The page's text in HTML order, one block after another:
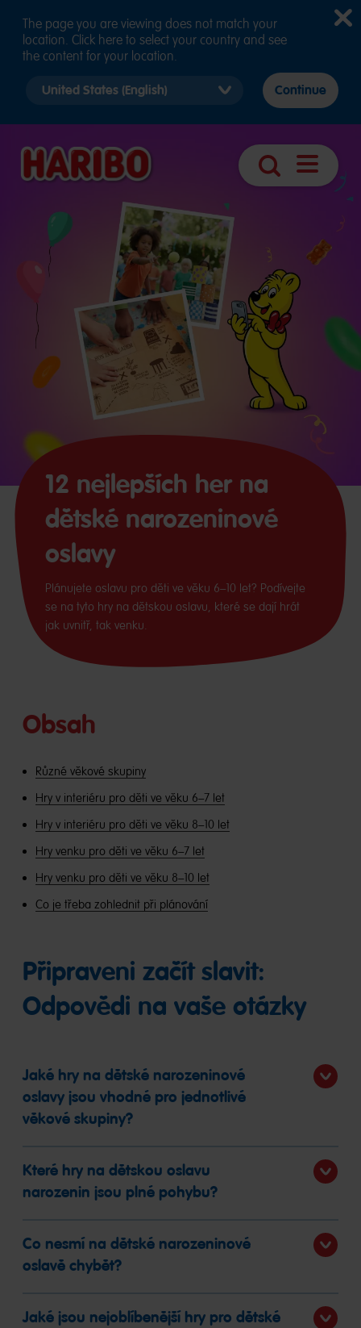
Vyhledávání
Otevřít
navigaci
12 nejlepších her na
dětské narozeninové
oslavy
Plánujete oslavu pro děti ve věku 6–10 let? Podívejte
se na tyto hry na dětskou oslavu, které se dají hrát
jak uvnitř, tak venku.
Obsah
Různé věkové skupiny
Hry v interiéru pro děti ve věku 6–7 let
Hry v interiéru pro děti ve věku 8–10 let
Hry venku pro děti ve věku 6–7 let
Hry venku pro děti ve věku 8–10 let
Co je třeba zohlednit při plánování
Připraveni začít slavit:
Odpovědi na vaše otázky
Jaké hry na dětské narozeninové
oslavy jsou vhodné pro jednotlivé
věkové skupiny?
Které hry na dětskou oslavu
narozenin jsou plné pohybu?
Co nesmí na dětské narozeninové
oslavě chybět?
Jaké jsou nejoblíbenější hry pro dětské
The page you are viewing does not match your
location. Click here to select your country and see
the content for your location.
country
Continue